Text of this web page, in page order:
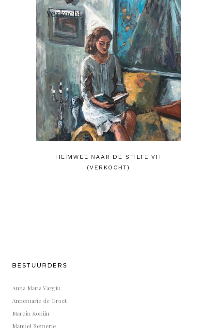
Verkocht
HEIMWEE NAAR DE STILTE VII
(VERKOCHT)
BESTUURDERS
Anna Maria Vargiu
Annemarie de Groot
Marein Konijn
Manuel Remerie